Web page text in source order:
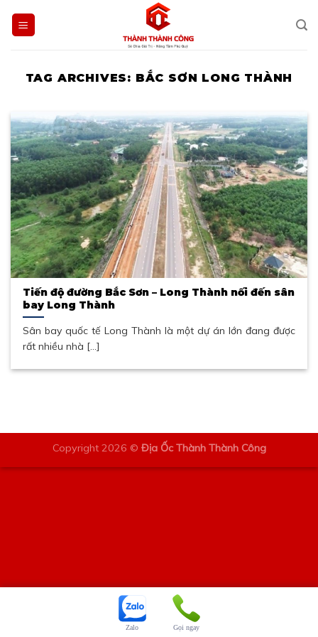
TAG ARCHIVES: BẮC SƠN LONG THÀNH
Tiến độ đường Bắc Sơn – Long Thành nối đến sân
bay Long Thành
Sân bay quốc tế Long Thành là một dự án lớn đang được
rất nhiều nhà [...]
Copyright 2026 © Địa Ốc Thành Thành Công
Gọi ngay
Zalo